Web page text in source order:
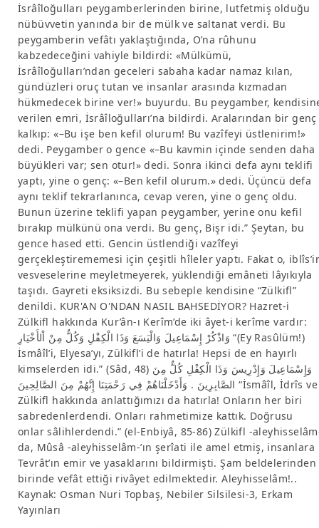
İsrâîloğulları peygamberlerinden birine, lutfetmiş olduğu
nübüvvetin yanında bir de mülk ve saltanat verdi. Bu
peygamberin vefâtı yaklaştığında, O’na rûhunu
kabzedeceğini vahiyle bildirdi: «Mülkümü,
İsrâîloğulları’ndan geceleri sabaha kadar namaz kılan,
gündüzleri oruç tutan ve insanlar arasında kızmadan
hükmedecek birine ver!» buyurdu. Bu peygamber,
verilen emri, İsrâîloğulları’na bildirdi. Aralarından bir genç
kalkıp: «–Bu işe ben kefil olurum! Bu vazîfeyi üstlenirim!»
dedi. Peygamber o gence «–Bu kavmin içinde senden daha
büyükleri var; sen otur!» dedi. Sonra ikinci defa aynı teklifi
yaptı, yine o genç: «–Ben kefil olurum.» dedi. Üçüncü defa
aynı teklif tekrarlanınca, cevap veren, yine o genç oldu.
Bunun üzerine teklifi yapan peygamber, yerine onu kefil
bırakıp mülkünü ona verdi. Bu genç, Bişr idi.” Şeytan, bu
gence hased etti. Gencin üstlendiği vazîfeyi
gerçekleştirememesi için çeşitli hîleler yaptı. Fakat o,
vesveselerine meyletmeyerek, yüklendiği emâneti lâyıkıyla
taşıdı. Gayreti eksiksizdi. Bu sebeple kendisine “Zülkifl”
denildi. KUR'AN O'NDAN NASIL BAHSEDİYOR? Hazret-i
Zülkifl hakkında Kur’ân-ı Kerîm’de iki âyet-i kerîme vardır:
وَاذْكُرْ إِسْمَاعِيلَ وَالْيَسَعَ وَذَا الْكِفْلِ وَكُلٌّ مِنْ اْلأَخْيَارِ “(Ey Rasûlüm!)
İsmâîl’i, Elyesa’yı, Zülkifl’i de hatırla! Hepsi de en hayırlı
kimselerden idi.” (Sâd, 48) وَإِسْمَاعِيلَ وَإِدْرِيسَ وَذَا الْكِفْلِ كُلٌّ مِنَ
الصَّابِرِينَ . وَأَدْخَلْنَاهُمْ فِي رَحْمَتِنَا إِنَّهُمْ مِنَ الصَّالِحِينَ “İsmâîl, İdrîs ve
Zülkifl hakkında anlattığımızı da hatırla! Onların her biri
sabredenlerdendi. Onları rahmetimize kattık. Doğrusu
onlar sâlihlerdendi.” (el-Enbiyâ, 85-86) Zülkifl -
da, Mûsâ -aleyhisselâm-’ın şerîati ile amel etmiş, insanlara
Tevrât’ın emir ve yasaklarını bildirmişti. Şam beldelerinden
birinde vefât ettiği rivâyet edilmektedir. Aleyhisselâm!..
Kaynak: Osman Nuri Topbaş, Nebiler Silsilesi-3, Erkam
Yayınları